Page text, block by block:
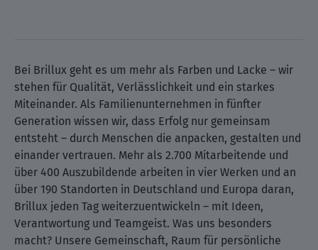
Bei Brillux geht es um mehr als Farben und Lacke – wir
stehen für Qualität, Verlässlichkeit und ein starkes
Miteinander. Als Familienunternehmen in fünfter
Generation wissen wir, dass Erfolg nur gemeinsam
entsteht – durch Menschen die anpacken, gestalten und
einander vertrauen. Mehr als 2.700 Mitarbeitende und
über 400 Auszubildende arbeiten in vier Werken und an
über 190 Standorten in Deutschland und Europa daran,
Brillux jeden Tag weiterzuentwickeln – mit Ideen,
Verantwortung und Teamgeist. Was uns besonders
macht? Unsere Gemeinschaft, Raum für persönliche